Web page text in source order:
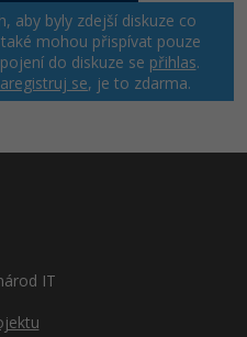
aby byly zdejší diskuze co
mohou přispívat pouze
do diskuze se přihlas.
se, je to zdarma.
IT